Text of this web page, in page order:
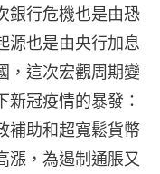
銀行危機也是由恐
源也是由央行加息
，這次宏觀周期變
冠疫情的暴發：
補助和超寬鬆貨幣
漲，為遏制通脹又